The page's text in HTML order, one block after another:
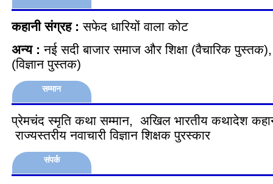
कहानी संग्रह : सफेद धारियों वाला कोट
अन्य : नई सदी बाजार समाज और शिक्षा (वैचारिक पुस्तक),
(विज्ञान पुस्तक)
सम्मान
प्रेमचंद स्मृति कथा सम्मान, अखिल भारतीय कथादेश
राज्यस्तरीय नवाचारी विज्ञान शिक्षक पुरस्कार
संपर्क